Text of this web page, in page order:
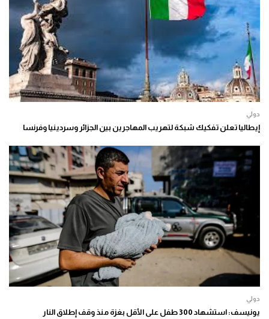
دولي
إيطاليا تعلن تفكيك شبكة لتهريب المهاجرين بين الجزائر وسردينيا وفرنسا
دولي
يونيسف: استشهاد 300 طفل على الأقل بغزة منذ وقف إطلاق النار